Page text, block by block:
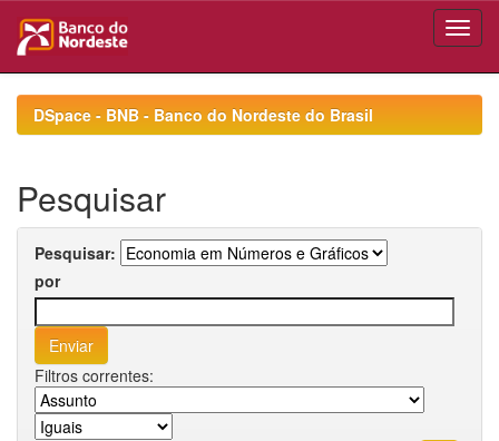
navigationDSpace - BNB - Banco do Nordeste do Brasil
Pesquisar
Pesquisar:
por
Filtros correntes: